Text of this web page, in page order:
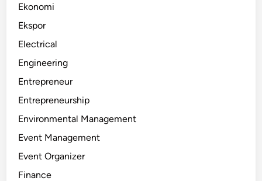
Ekonomi
Ekspor
Electrical
Engineering
Entrepreneur
Entrepreneurship
Environmental Management
Event Management
Event Organizer
Finance